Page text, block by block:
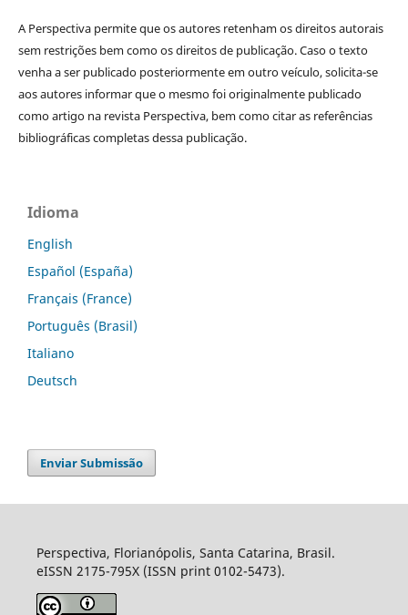
A Perspectiva permite que os autores retenham os direitos autorais
sem restrições bem como os direitos de publicação. Caso o texto
venha a ser publicado posteriormente em outro veículo, solicita-se
aos autores informar que o mesmo foi originalmente publicado
como artigo na revista Perspectiva, bem como citar as referências
bibliográficas completas dessa publicação.
Idioma
English
Español (España)
Français (France)
Português (Brasil)
Italiano
Deutsch
Enviar Submissão
Perspectiva, Florianópolis, Santa Catarina, Brasil.
eISSN 2175-795X (ISSN print 0102-5473).